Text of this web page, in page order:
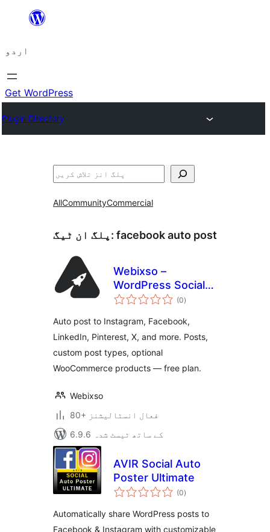
چھوڑیں
پر
جائیں
اردو
Get WordPress
Plugin Directory
تلاش
AllCommunityCommercial
پلگ ان ٹیگ: facebook auto post
Webixso –
WordPress Social
Media Auto Post &
(0مجموعی
درجہ
)
Auto post to Instagram, Facebook,
LinkedIn, Pinterest, X, and more. Posts,
custom post types, optional
WooCommerce products — free plan.
Webixso
80+ فعال انسٹالیشنز
6.9.6 کے ساتھ ٹیسٹ شدہ
AVIR Social Auto
Poster Ultimate
(0مجموعی
درجہ
)
Automatically share WordPress posts to
Facebook & Instagram with customizable